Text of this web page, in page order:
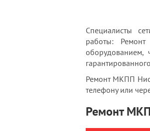
Специалисты
работы:
оборудованием,
Ремонт МКПП
телефону или
Ремонт